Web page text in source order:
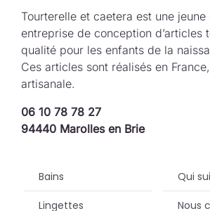
Tourterelle et caetera est une jeune
entreprise de conception d’articles
qualité pour les enfants de la
Ces articles sont réalisés en
artisanale.
06 10 78 78 27
94440 Marolles en Brie
Bains
Lingettes
Qui
Nous